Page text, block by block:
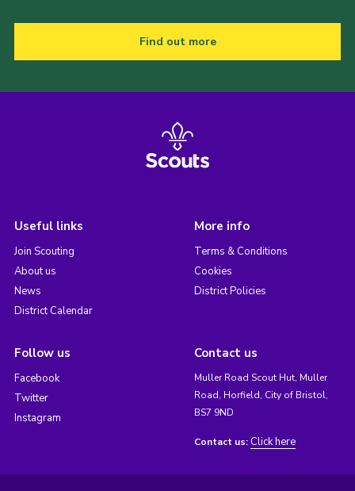
Find out more
Useful links
Join Scouting
About us
News
District Calendar
More info
Terms & Conditions
Cookies
District Policies
Follow us
Facebook
Twitter
Instagram
Contact us
Muller Road Scout Hut, Muller
Road, Horfield, City of Bristol,
BS7 9ND
Contact us: Click here